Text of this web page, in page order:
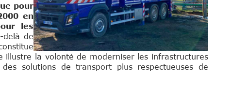
pour
en
les
delà de
illustre la volonté de moderniser les infrastructures
solutions de transport plus respectueuses de